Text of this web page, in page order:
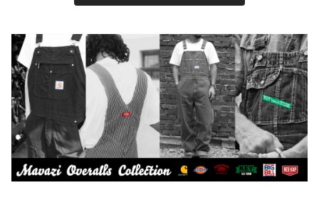
BY ROBERT JAMES
CAMBER
Carhartt
Collonil
CONVERSE
エプロン
バイク用品
ケア用品
本、写真集
2026.7.6
2026.6.29
2026.7.23
2026.6.27
2026.6.14